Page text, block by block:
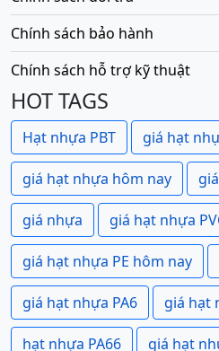
Chính sách bảo hành
Chính sách hỗ trợ kỹ thuật
HOT TAGS
Hạt nhựa PBT giá hạt
giá hạt nhựa hôm nay
giá nhựa giá hạt nhựa
giá hạt nhựa PE hôm nay
giá hạt nhựa PA6 giá hạt
hạt nhựa PA66 giá hạt